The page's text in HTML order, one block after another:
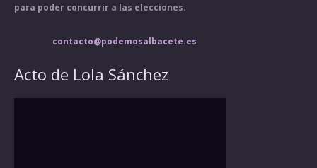
para poder concurrir a las elecciones.
contacto@podemosalbacete.es
Acto de Lola Sánchez